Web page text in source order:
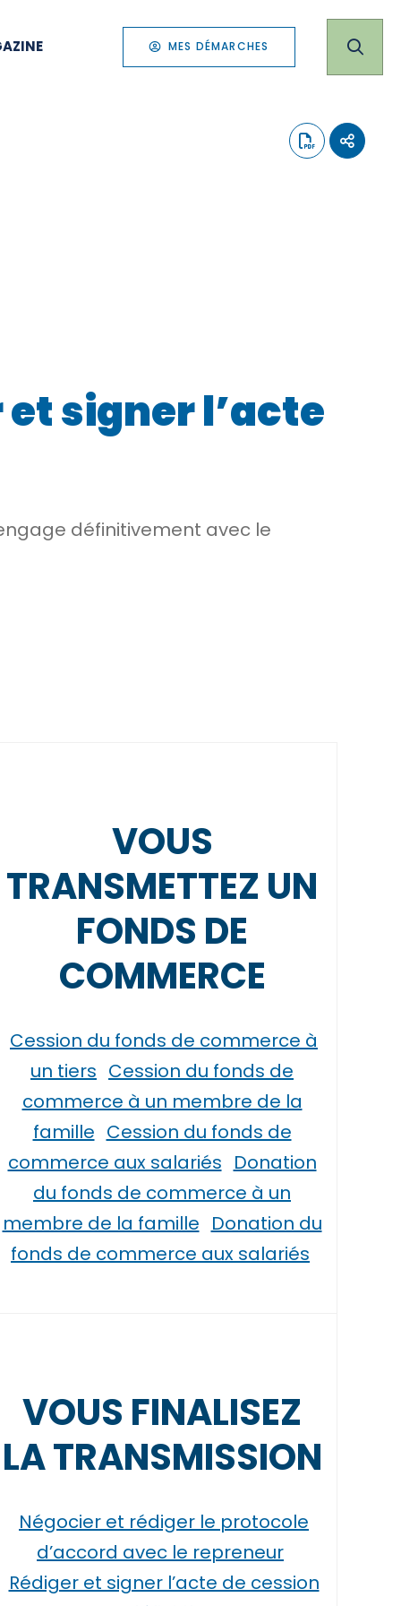
MES DÉMARCHES
signer l’acte
définitivement avec le
VOUS
TRANSMETTEZ UN
FONDS DE
COMMERCE
Cession du fonds de commerce à
un tiers Cession du fonds de
commerce à un membre de la
famille Cession du fonds de
commerce aux salariés Donation
du fonds de commerce à un
membre de la famille Donation du
fonds de commerce aux salariés
VOUS FINALISEZ
LA TRANSMISSION
Négocier et rédiger le protocole
d’accord avec le repreneur
Rédiger et signer l’acte de cession